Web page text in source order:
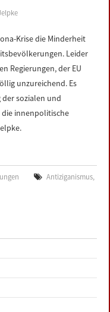
Krise die Minderheit
Leider
Regierungen, der EU
unzureichend. Es
sozialen und
innenpolitische
Antiziganismus,